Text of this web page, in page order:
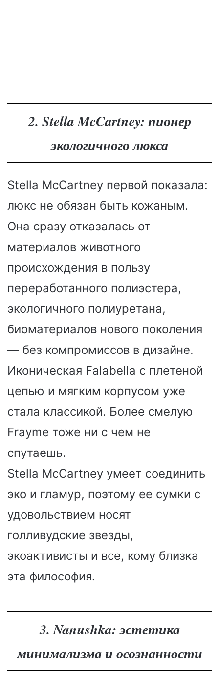
2. Stella McCartney: пионер
экологичного люкса
Stella McCartney первой показала:
люкс не обязан быть кожаным.
Она сразу отказалась от
материалов животного
происхождения в пользу
переработанного полиэстера,
экологичного полиуретана,
биоматериалов нового поколения
— без компромиссов в дизайне.
Иконическая Falabella с плетеной
цепью и мягким корпусом уже
стала классикой. Более смелую
Frayme тоже ни с чем не
спутаешь.
Stella McCartney умеет соединить
эко и гламур, поэтому ее сумки с
удовольствием носят
голливудские звезды,
экоактивисты и все, кому близка
эта философия.
3. Nanushka: эстетика
минимализма и осознанности